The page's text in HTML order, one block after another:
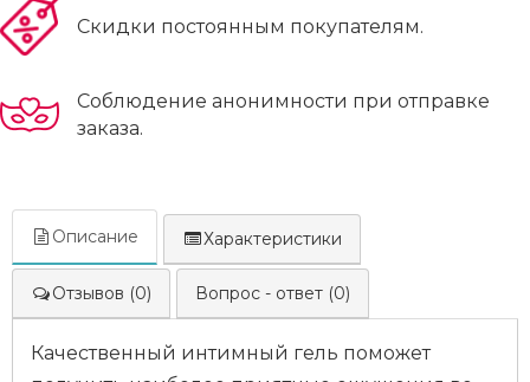
Скидки постоянным покупателям.
Соблюдение анонимности при отправке
заказа.
Описание Характеристики
Отзывов (0) Вопрос - ответ (0)
Качественный интимный гель поможет